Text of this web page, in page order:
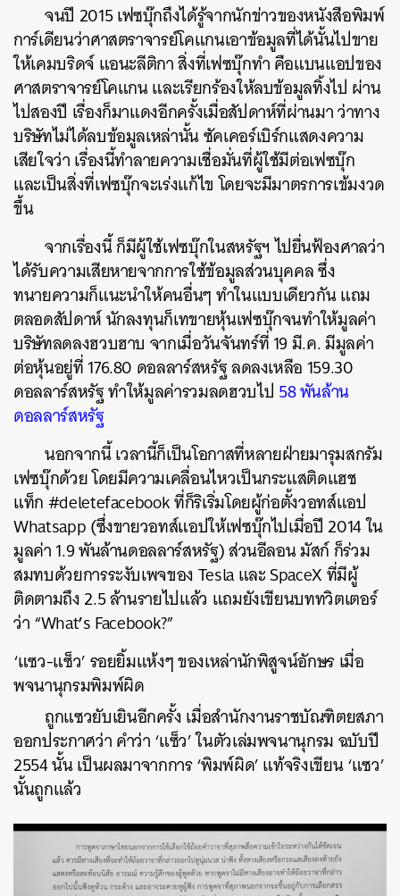
จนปี 2015 เฟซบุ๊กถึงได้รู้จากนักข่าวของหนังสือพิมพ์
การ์เดียนว่าศาสตราจารย์โคแกนเอาข้อมูลที่ได้นั้นไปขาย
ให้เคมบริดจ์ แอนะลีติกา สิ่งที่เฟซบุ๊กทำ คือแบนแอปของ
ศาสตราจารย์โคแกน และเรียกร้องให้ลบข้อมูลทิ้งไป ผ่าน
ไปสองปี เรื่องก็มาแดงอีกครั้งเมื่อสัปดาห์ที่ผ่านมา ว่าทาง
บริษัทไม่ได้ลบข้อมูลเหล่านั้น ซัคเคอร์เบิร์กแสดงความ
เสียใจว่า เรื่องนี้ทำลายความเชื่อมั่นที่ผู้ใช้มีต่อเฟซบุ๊ก
และเป็นสิ่งที่เฟซบุ๊กจะเร่งแก้ไข โดยจะมีมาตรการเข้มงวด
ขึ้น
จากเรื่องนี้ ก็มีผู้ใช้เฟซบุ๊กในสหรัฐฯ ไปยื่นฟ้องศาลว่า
ได้รับความเสียหายจากการใช้ข้อมูลส่วนบุคคล ซึ่ง
ทนายความก็แนะนำให้คนอื่นๆ ทำในแบบเดียวกัน แถม
ตลอดสัปดาห์ นักลงทุนก็เทขายหุ้นเฟซบุ๊กจนทำให้มูลค่า
บริษัทลดลงฮวบฮาบ จากเมื่อวันจันทร์ที่ 19 มี.ค. มีมูลค่า
ต่อหุ้นอยู่ที่ 176.80 ดอลลาร์สหรัฐ ลดลงเหลือ 159.30
ดอลลาร์สหรัฐ ทำให้มูลค่ารวมลดฮวบไป 58 พันล้าน
ดอลลาร์สหรัฐ
นอกจากนี้ เวลานี้ก็เป็นโอกาสที่หลายฝ่ายมารุมสกรัม
เฟซบุ๊กด้วย โดยมีความเคลื่อนไหวเป็นกระแสติดแฮช
แท็ก #deletefacebook ที่ก็ริเริ่มโดยผู้ก่อตั้งวอทส์แอป
Whatsapp (ซึ่งขายวอทส์แอปให้เฟซบุ๊กไปเมื่อปี 2014 ใน
มูลค่า 1.9 พันล้านดอลลาร์สหรัฐ) ส่วนอีลอน มัสก์ ก็ร่วม
สมทบด้วยการระงับเพจของ Tesla และ SpaceX ที่มีผู้
ติดตามถึง 2.5 ล้านรายไปแล้ว แถมยังเขียนบททวิตเตอร์
ว่า “What’s Facebook?”
‘แซว-แซ็ว’ รอยยิ้มแห้งๆ ของเหล่านักพิสูจน์อักษร เมื่อ
พจนานุกรมพิมพ์ผิด
ถูกแซวยับเยินอีกครั้ง เมื่อสำนักงานราชบัณฑิตยสภา
ออกประกาศว่า คำว่า ‘แซ็ว’ ในตัวเล่มพจนานุกรม ฉบับปี
2554 นั้น เป็นผลมาจากการ ‘พิมพ์ผิด’ แท้จริงเขียน ‘แซว’
นั้นถูกแล้ว